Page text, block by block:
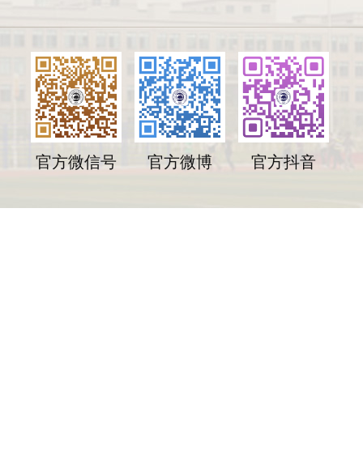
官方微信号 官方微博 官方抖音